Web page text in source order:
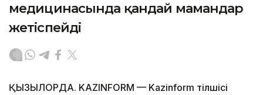
медицинасында қандай мамандар
жетіспейді
ҚЫЗЫЛОРДА. KAZINFORM — Kazinform тілшісі